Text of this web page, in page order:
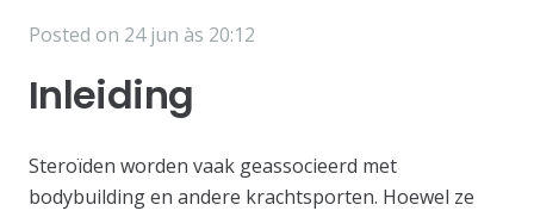
Posted on 24 jun às 20:12
Inleiding
Steroïden worden vaak geassocieerd met
bodybuilding en andere krachtsporten. Hoewel ze